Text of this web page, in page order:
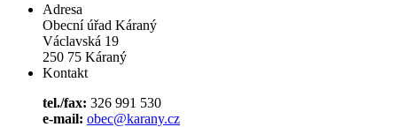
Adresa
Obecní úřad Káraný
Václavská 19
250 75 Káraný
Kontakt
tel./fax: 326 991 530
e-mail: obec@karany.cz